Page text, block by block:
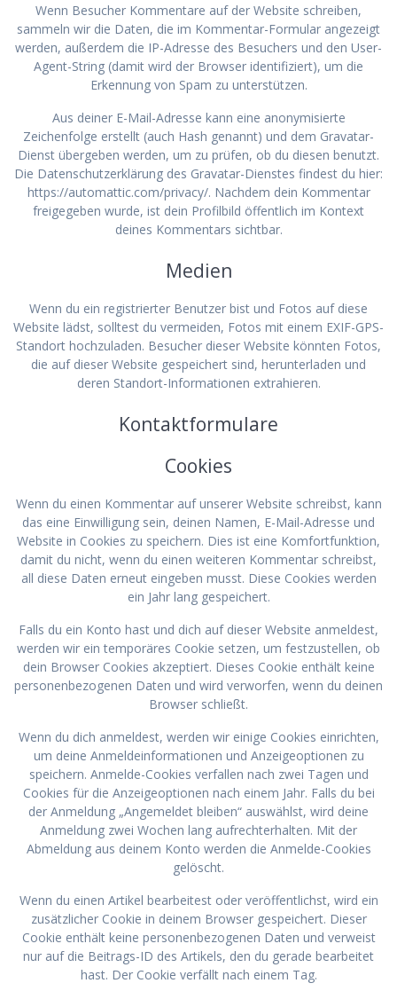
Wenn Besucher Kommentare auf der Website schreiben,
sammeln wir die Daten, die im Kommentar-Formular angezeigt
werden, außerdem die IP-Adresse des Besuchers und den User-
Agent-String (damit wird der Browser identifiziert), um die
Erkennung von Spam zu unterstützen.
Aus deiner E-Mail-Adresse kann eine anonymisierte
Zeichenfolge erstellt (auch Hash genannt) und dem Gravatar-
Dienst übergeben werden, um zu prüfen, ob du diesen benutzt.
Die Datenschutzerklärung des Gravatar-Dienstes findest du hier:
https://automattic.com/privacy/. Nachdem dein Kommentar
freigegeben wurde, ist dein Profilbild öffentlich im Kontext
deines Kommentars sichtbar.
Medien
Wenn du ein registrierter Benutzer bist und Fotos auf diese
Website lädst, solltest du vermeiden, Fotos mit einem EXIF-GPS-
Standort hochzuladen. Besucher dieser Website könnten Fotos,
die auf dieser Website gespeichert sind, herunterladen und
deren Standort-Informationen extrahieren.
Kontaktformulare
Cookies
Wenn du einen Kommentar auf unserer Website schreibst, kann
das eine Einwilligung sein, deinen Namen, E-Mail-Adresse und
Website in Cookies zu speichern. Dies ist eine Komfortfunktion,
damit du nicht, wenn du einen weiteren Kommentar schreibst,
all diese Daten erneut eingeben musst. Diese Cookies werden
ein Jahr lang gespeichert.
Falls du ein Konto hast und dich auf dieser Website anmeldest,
werden wir ein temporäres Cookie setzen, um festzustellen, ob
dein Browser Cookies akzeptiert. Dieses Cookie enthält keine
personenbezogenen Daten und wird verworfen, wenn du deinen
Browser schließt.
Wenn du dich anmeldest, werden wir einige Cookies einrichten,
um deine Anmeldeinformationen und Anzeigeoptionen zu
speichern. Anmelde-Cookies verfallen nach zwei Tagen und
Cookies für die Anzeigeoptionen nach einem Jahr. Falls du bei
der Anmeldung „Angemeldet bleiben“ auswählst, wird deine
Anmeldung zwei Wochen lang aufrechterhalten. Mit der
Abmeldung aus deinem Konto werden die Anmelde-Cookies
gelöscht.
Wenn du einen Artikel bearbeitest oder veröffentlichst, wird ein
zusätzlicher Cookie in deinem Browser gespeichert. Dieser
Cookie enthält keine personenbezogenen Daten und verweist
nur auf die Beitrags-ID des Artikels, den du gerade bearbeitet
hast. Der Cookie verfällt nach einem Tag.